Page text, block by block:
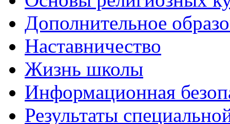
Дополнительное
Наставничество
Жизнь школы
Информационная
Результаты